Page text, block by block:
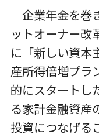
企業年金を巻
ットオーナー改
に「新しい資本
産所得倍増プラ
的にスタートし
る家計金融資産
投資につなげる